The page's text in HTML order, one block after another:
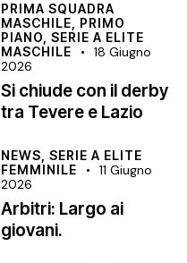
PRIMA SQUADRA
MASCHILE, PRIMO
PIANO,SERIE A ELITE
MASCHILE
18 Giugno
2026
Si chiude con il derby
tra Tevere e Lazio
NEWS,SERIE A ELITE
FEMMINILE
11 Giugno
2026
Arbitri: Largo ai
giovani.